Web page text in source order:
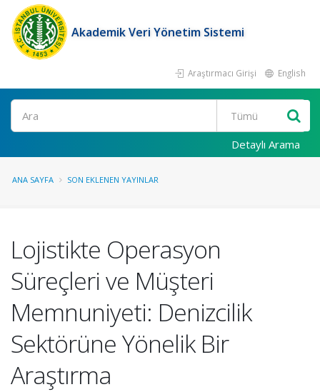
Akademik Veri Yönetim Sistemi
Araştırmacı Girişi English
Ara
Detaylı Arama
ANA SAYFA SON EKLENEN YAYINLAR
Lojistikte Operasyon
Süreçleri ve Müşteri
Memnuniyeti: Denizcilik
Sektörüne Yönelik Bir
Araştırma